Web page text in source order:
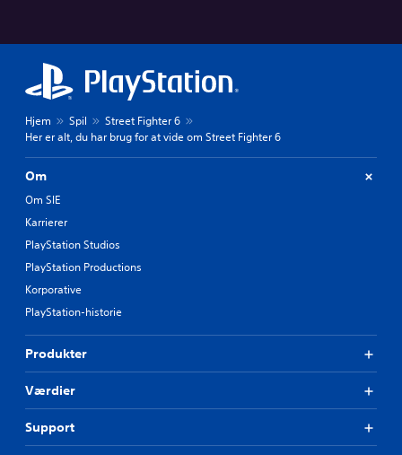
Hjem Spil
Street Fighter 6
Her er alt, du har brug for at vide om Street Fighter 6
Om
Om SIE
Karrierer
PlayStation Studios
PlayStation Productions
Korporative
PlayStation-historie
Produkter
Værdier
Support